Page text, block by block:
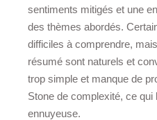
sentiments mitigés et une
des thèmes abordés.
difficiles à comprendre,
résumé sont naturels et
trop simple et manque de
Stone de complexité, ce qui
ennuyeuse.